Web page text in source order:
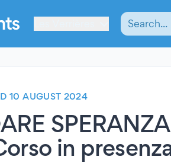
10 AUGUST 2024
in